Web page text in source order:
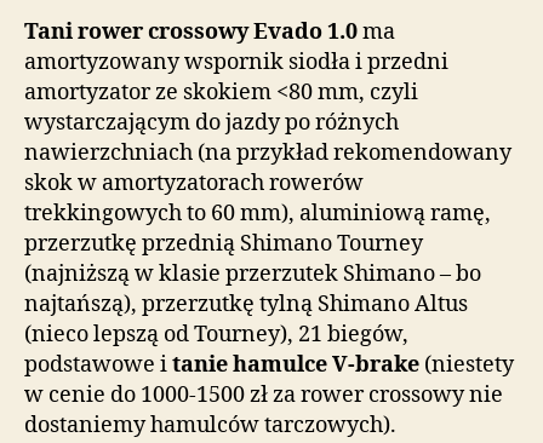
Tani rower crossowy Evado 1.0ma
amortyzowany wspornik siodła i przedni
amortyzator ze skokiem <80 mm, czyli
wystarczającym do jazdy po różnych
nawierzchniach (na przykład rekomendowany
skok w amortyzatorach rowerów
trekkingowych to 60 mm), aluminiową ramę,
przerzutkę przednią Shimano Tourney
(najniższą w klasie przerzutek Shimano – bo
najtańszą), przerzutkę tylną Shimano Altus
(nieco lepszą od Tourney), 21 biegów,
podstawowe itanie hamulce V-brake (niestety
w cenie do 1000-1500 zł za rower crossowy nie
dostaniemy hamulców tarczowych).